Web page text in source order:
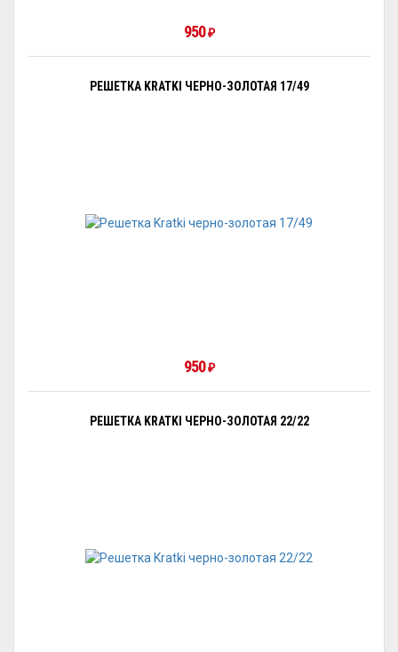
950₽
РЕШЕТКА KRATKI ЧЕРНО-ЗОЛОТАЯ 17/49
950₽
РЕШЕТКА KRATKI ЧЕРНО-ЗОЛОТАЯ 22/22